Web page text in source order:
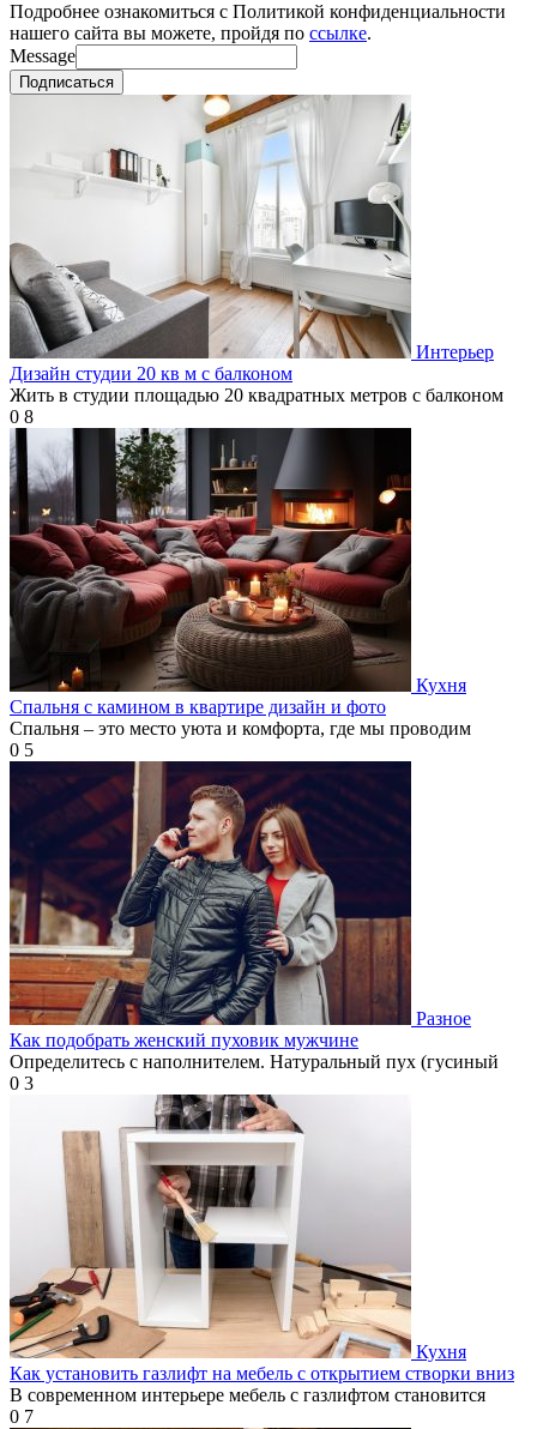
Подробнее ознакомиться с Политикой конфиденциальности
нашего сайта вы можете, пройдя по ссылке.
Message
Подписаться
Интерьер
Дизайн студии 20 кв м с балконом
Жить в студии площадью 20 квадратных метров с балконом
0 8
Кухня
Спальня с камином в квартире дизайн и фото
Спальня – это место уюта и комфорта, где мы проводим
0 5
Разное
Как подобрать женский пуховик мужчине
Определитесь с наполнителем. Натуральный пух (гусиный
0 3
Кухня
Как установить газлифт на мебель с открытием створки вниз
В современном интерьере мебель с газлифтом становится
0 7